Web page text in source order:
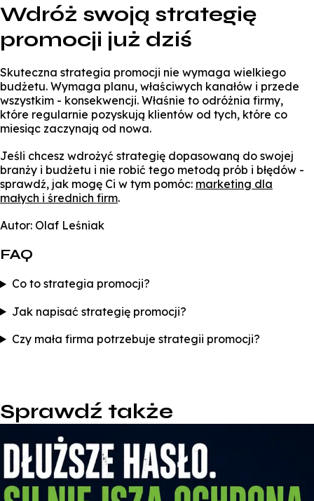
Wdróż swoją strategię
promocji już dziś
Skuteczna strategia promocji nie wymaga wielkiego
budżetu. Wymaga planu, właściwych kanałów i przede
wszystkim - konsekwencji. Właśnie to odróżnia firmy,
które regularnie pozyskują klientów od tych, które co
miesiąc zaczynają od nowa.
Jeśli chcesz wdrożyć strategię dopasowaną do swojej
branży i budżetu i nie robić tego metodą prób i błędów -
sprawdź, jak mogę Ci w tym pomóc: marketing dla
małych i średnich firm.
Autor: Olaf Leśniak
FAQ
Co to strategia promocji?
Jak napisać strategię promocji?
Czy mała firma potrzebuje strategii promocji?
Sprawdź także